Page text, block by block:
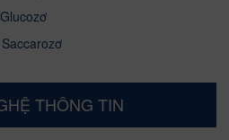
THÔNG TIN